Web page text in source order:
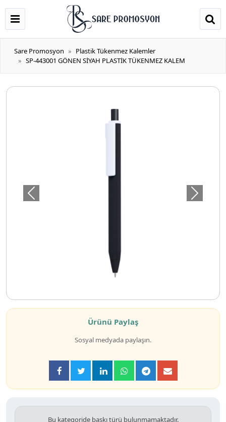
Sare Promosyon
Plastik Tükenmez Kalemler
SP-443001 GÖNEN SİYAH PLASTİK TÜKENMEZ KALEM
Önceki Sonraki
Ürünü Paylaş
Sosyal medyada paylaşın.
Bu kategoride baskı türü bulunmamaktadır.